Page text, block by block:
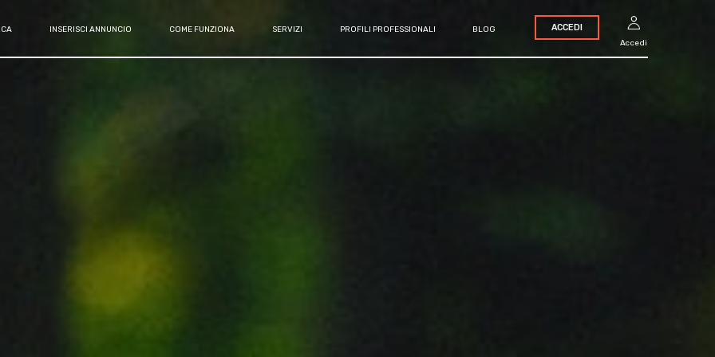
INSERISCI ANNUNCIO COME FUNZIONA SERVIZI PROFILI PROFESSIONALI BLOG ACCEDI
Accedi